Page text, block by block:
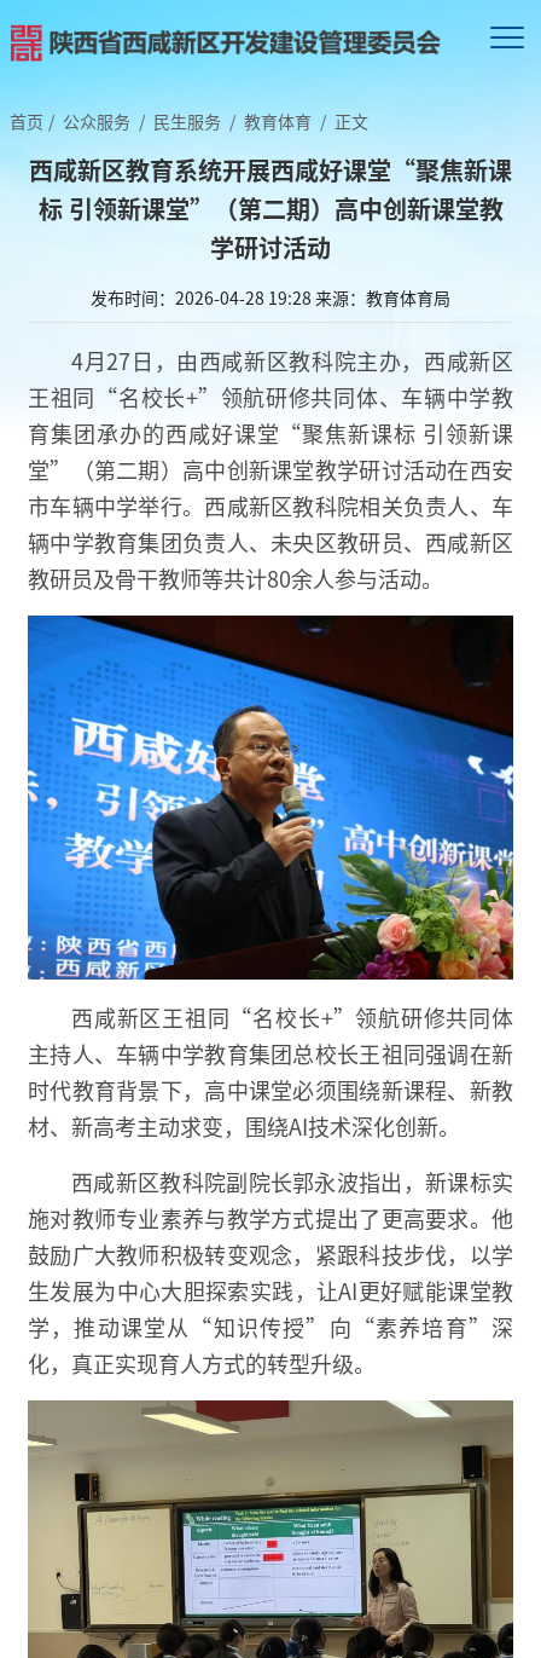
首页 / 公众服务 / 民生服务 / 教育体育 / 正文
西咸新区教育系统开展西咸好课堂“聚焦新课
标 引领新课堂”（第二期）高中创新课堂教
学研讨活动
发布时间：2026-04-28 19:28 来源：教育体育局
4月27日，由西咸新区教科院主办，西咸新区
王祖同“名校长+”领航研修共同体、车辆中学教
育集团承办的西咸好课堂“聚焦新课标 引领新课
堂”（第二期）高中创新课堂教学研讨活动在西安
市车辆中学举行。西咸新区教科院相关负责人、车
辆中学教育集团负责人、未央区教研员、西咸新区
教研员及骨干教师等共计80余人参与活动。
西咸新区王祖同“名校长+”领航研修共同体
主持人、车辆中学教育集团总校长王祖同强调在新
时代教育背景下，高中课堂必须围绕新课程、新教
材、新高考主动求变，围绕AI技术深化创新。
西咸新区教科院副院长郭永波指出，新课标实
施对教师专业素养与教学方式提出了更高要求。他
鼓励广大教师积极转变观念，紧跟科技步伐，以学
生发展为中心大胆探索实践，让AI更好赋能课堂教
学，推动课堂从“知识传授”向“素养培育”深
化，真正实现育人方式的转型升级。